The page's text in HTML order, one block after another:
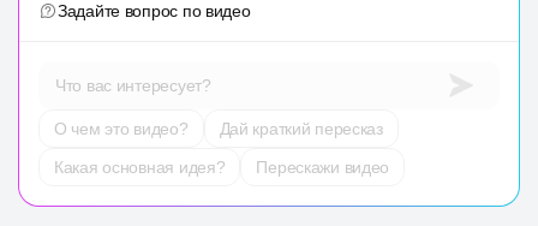
Задайте вопрос по видео
Что вас интересует?
О чем это видео?
Дай краткий пересказ
Какая основная идея?
Перескажи видео